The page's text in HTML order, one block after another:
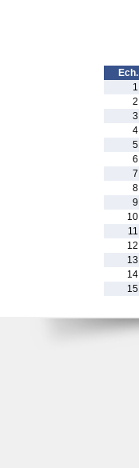
Ech.
1
2
3
4
5
6
7
8
9
10
11
12
13
14
15